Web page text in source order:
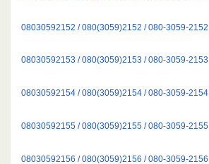
08030592152 / 080(3059)2152 / 080-3059-2152
08030592153 / 080(3059)2153 / 080-3059-2153
08030592154 / 080(3059)2154 / 080-3059-2154
08030592155 / 080(3059)2155 / 080-3059-2155
08030592156 / 080(3059)2156 / 080-3059-2156